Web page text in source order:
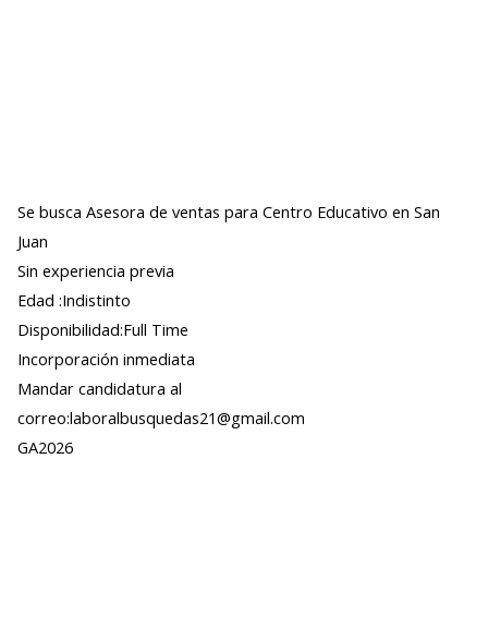
Se busca Asesora de ventas para Centro Educativo en San
Juan
Sin experiencia previa
Edad :Indistinto
Disponibilidad:Full Time
Incorporación inmediata
Mandar candidatura al
correo:laboralbusquedas21@gmail.com
GA2026